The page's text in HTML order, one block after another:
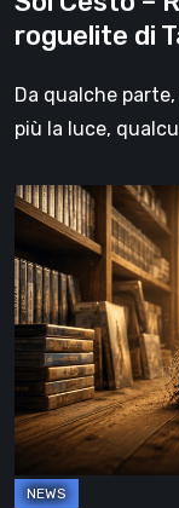
roguelite di
Da qualche
più la luce,
Il
futuro
del
formato
fisico
videogiochi